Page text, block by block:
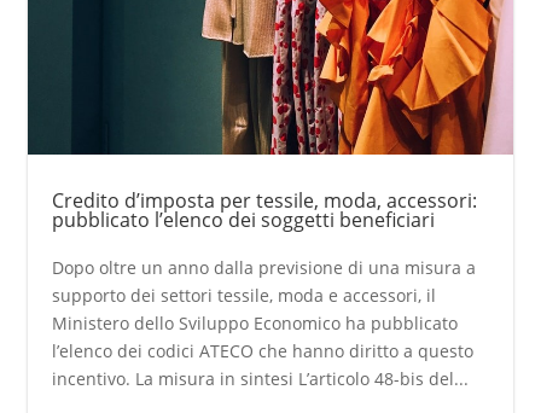
Credito d’imposta per tessile, moda, accessori:
pubblicato l’elenco dei soggetti beneficiari
Dopo oltre un anno dalla previsione di una misura a
supporto dei settori tessile, moda e accessori, il
Ministero dello Sviluppo Economico ha pubblicato
l’elenco dei codici ATECO che hanno diritto a questo
incentivo. La misura in sintesi L’articolo 48-bis del...